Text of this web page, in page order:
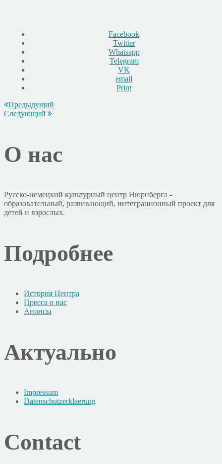
Facebook
Twitter
Whatsapp
Telegram
VK
email
Print
Предыдущий
Следующий
О нас
Русско-немецкий культурный центр Нюрнберга -
образовательный, развивающий, интеграционный проект для
детей и взрослых.
Подробнее
История Центра
Пресса о нас
Анонсы
Актуально
Impressum
Datenschutzerklaerung
Contact